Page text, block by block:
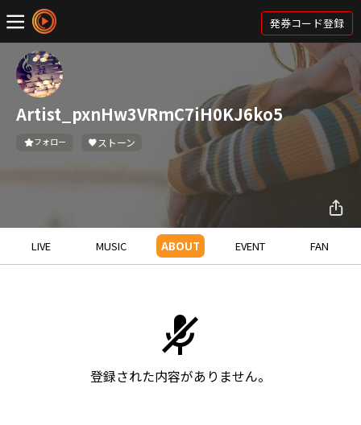
発券コード登録
Artist_pxnHw3VRmC7iH0KJ6ko5
フォロー ストーン
LIVE MUSIC ABOUT EVENT FAN
登録された内容がありません。